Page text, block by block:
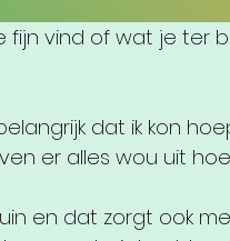
fijn vind of wat je ter
dat ik kon
er alles wou uit
en dat zorgt ook